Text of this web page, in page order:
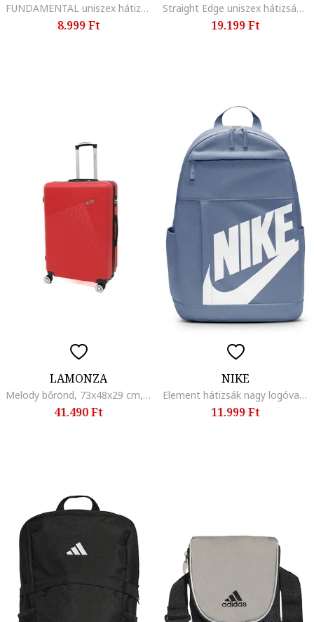
FUNDAMENTAL uniszex hátizsák laptoptartó rekesszel, Pasztellkék/Csontszín
8.999 Ft
Straight Edge uniszex hátizsák több zsebbel, Bézs/Khaki
19.199 Ft
LAMONZA
Melody bőrönd, 73x48x29 cm, 4 kg, Piros
41.490 Ft
NIKE
Element hátizsák nagy logóval - 21 l, Fehér/Halványkék
11.999 Ft